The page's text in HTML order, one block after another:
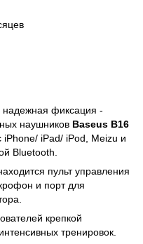
надежная фиксация -
наушников Baseus B16
iPhone/ iPad/ iPod, Meizu и
Bluetooth.
пульт управления
и порт для
крепкой
тренировок.